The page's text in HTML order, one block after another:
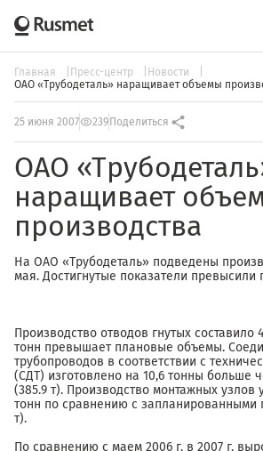
Главная Пресс-центр
Новости
ОАО «Трубодеталь» наращивает объемы
25 июня 2007 239 Поделиться
ОАО
наращивает
производства
На ОАО «Трубодеталь» подведены
мая. Достигнутые показатели превысили
Производство отводов гнутых составило
тонн превышает плановые объемы.
трубопроводов в соответствии с
(СДТ) изготовлено на 10,6 тонны больше
(385.9 т). Производство монтажных узлов
тонн по сравнению с запланированными
т).
По сравнению с маем 2006 г. в 2007 г.